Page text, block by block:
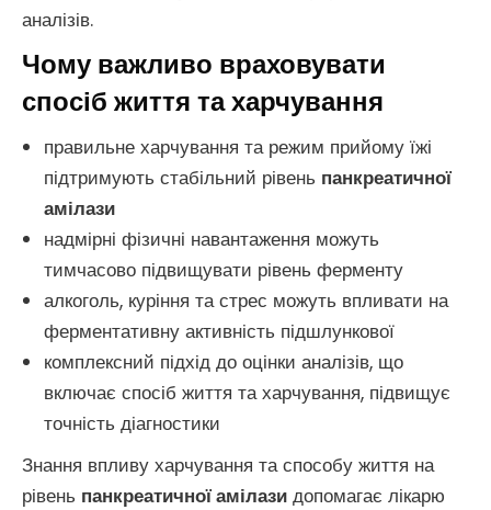
аналізів.
Чому важливо враховувати
спосіб життя та харчування
правильне харчування та режим прийому їжі
підтримують стабільний рівень панкреатичної
амілази
надмірні фізичні навантаження можуть
тимчасово підвищувати рівень ферменту
алкоголь, куріння та стрес можуть впливати на
ферментативну активність підшлункової
комплексний підхід до оцінки аналізів, що
включає спосіб життя та харчування, підвищує
точність діагностики
Знання впливу харчування та способу життя на
рівень панкреатичної амілази допомагає лікарю